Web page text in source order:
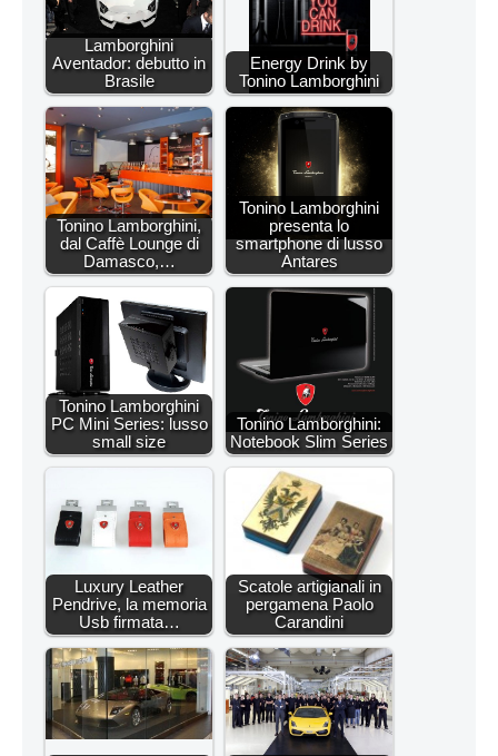
Lamborghini
Aventador: debutto in
Brasile
Energy Drink by
Tonino Lamborghini
Tonino Lamborghini,
dal Caffè Lounge di
Damasco,…
Tonino Lamborghini
presenta lo
smartphone di lusso
Antares
Tonino Lamborghini
PC Mini Series: lusso
small size
Tonino Lamborghini:
Notebook Slim Series
Luxury Leather
Pendrive, la memoria
Usb firmata…
Scatole artigianali in
pergamena Paolo
Carandini